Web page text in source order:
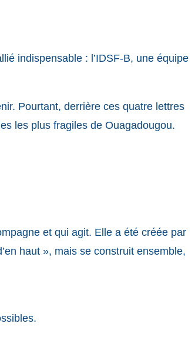
indispensable : l’IDSF-B, une équipe
Pourtant, derrière ces quatre lettres
les plus fragiles de Ouagadougou.
et qui agit. Elle a été créée par
haut », mais se construit ensemble,